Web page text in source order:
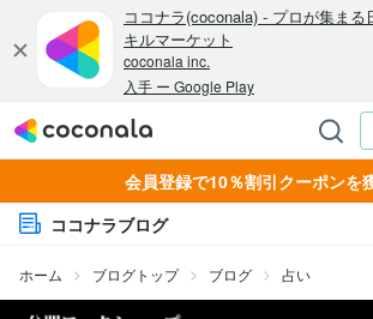
会員登録で10％割引クーポンを
ココナラブログ
ホーム ブログトップ ブログ 占い